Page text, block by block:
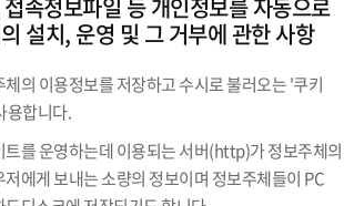
속정보파일 등 개인정보를 자동으로
설치, 운영 및 그 거부에 관한 사항
의 이용정보를 저장하고 수시로 불러오는 '쿠키
용합니다.
트를 운영하는데 이용되는 서버(http)가 정보주체의
저에게 보내는 소량의 정보이며 정보주체들이 PC